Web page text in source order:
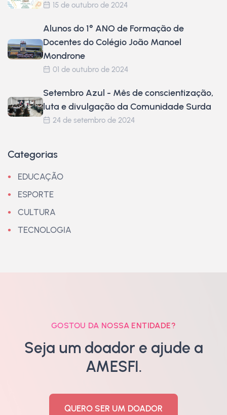
15 de outubro de 2024
Alunos do 1° ANO de Formação de
Docentes do Colégio João Manoel
Mondrone
01 de outubro de 2024
Setembro Azul - Mês de conscientização,
luta e divulgação da Comunidade Surda
24 de setembro de 2024
Categorias
EDUCAÇÃO
ESPORTE
CULTURA
TECNOLOGIA
GOSTOU DA NOSSA ENTIDADE?
Seja um doador e ajude a
AMESFI.
QUERO SER UM DOADOR